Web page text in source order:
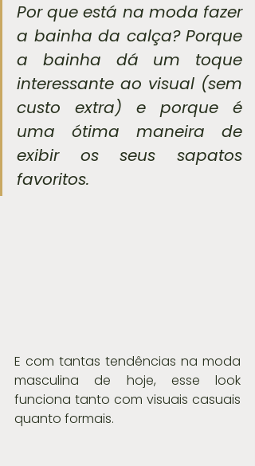
Por que está na moda fazer
a bainha da calça? Porque
a bainha dá um toque
interessante ao visual (sem
custo extra) e porque é
uma ótima maneira de
exibir os seus sapatos
favoritos.
E com tantas tendências na moda
masculina de hoje, esse look
funciona tanto com visuais casuais
quanto formais.